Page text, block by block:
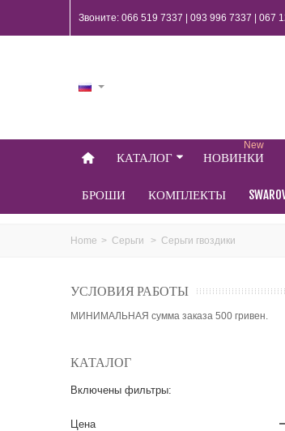
Звоните: 066 519 7337 | 093 996 7337 | 067
КАТАЛОГ НОВИНКИ
New
БРОШИ КОМПЛЕКТЫ
Home > Серьги > Серьги гвоздики
УСЛОВИЯ РАБОТЫ
МИНИМАЛЬНАЯ сумма заказа 500 гривен.
КАТАЛОГ
Включены фильтры:
Цена